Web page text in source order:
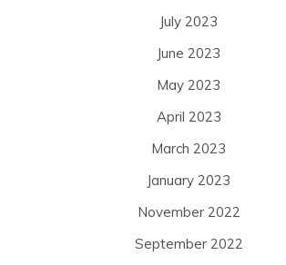
July 2023
June 2023
May 2023
April 2023
March 2023
January 2023
November 2022
September 2022